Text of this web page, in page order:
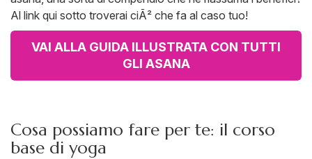
Al link qui sotto troverai ciÃ² che fa al caso tuo!
VAI ALLA GUIDA ILLUSTRATA CON TUTTI
GLI ASANA
Cosa possiamo fare per te: il corso
base di yoga